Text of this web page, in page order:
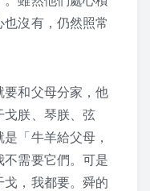
規話劇
沒有，仍然照常
和父母分家，他
戈朕、琴朕、弦
「牛羊給父母，
需要它們。可是
，我都要。舜的